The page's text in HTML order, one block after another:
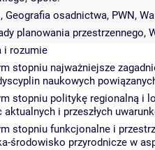
Geografia osadnictwa, PWN,
planowania przestrzennego,
i rozumie
stopniu najważniejsze
naukowych
stopniu politykę regionalną i
aktualnych i przeszłych
stopniu funkcjonalne i
środowisko przyrodnicze w